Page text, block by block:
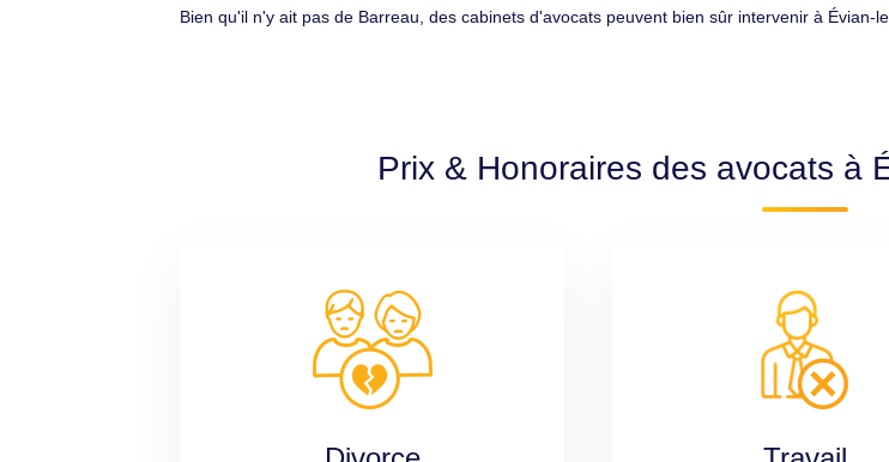
Bien qu'il n'y ait pas de Barreau, des cabinets d'avocats peuvent bien sûr intervenir à Évian-
Prix & Honoraires des avocats à